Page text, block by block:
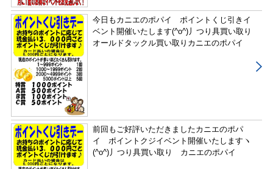
今日もカニエのポパイ ポイントくじ引きイ
ベント開催いたします(^o^)丿つり具買い取り
オールドタックル買い取りカニエのポパイ
前回もご好評いただきましたカニエのポパ
イ ポイントクジイベント開催いたしますヽ
(^o^)丿つり具買い取り カニエのポパイ